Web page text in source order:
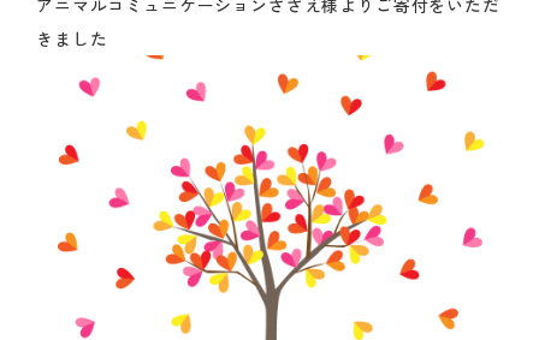
アニマルコミュニケーションささえ様よりご寄付をいただ
きました